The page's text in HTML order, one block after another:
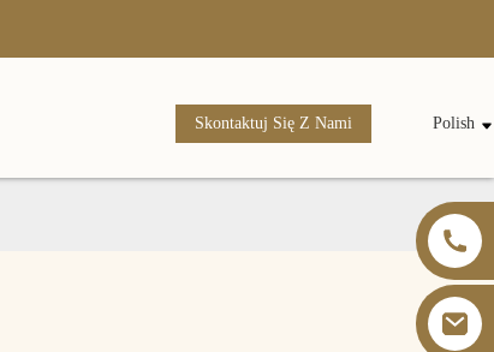
Skontaktuj Się Z Nami Polish